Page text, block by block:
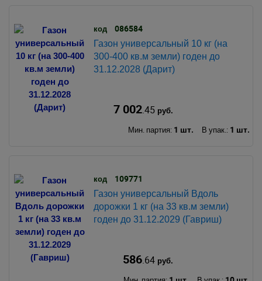
код 086584
Газон универсальный 10 кг (на
300-400 кв.м земли) годен до
31.12.2028 (Дарит)
7 002.45руб.
Мин. партия: 1 шт. В упак.: 1 шт.
код 109771
Газон универсальный Вдоль
дорожки 1 кг (на 33 кв.м земли)
годен до 31.12.2029 (Гавриш)
586.64руб.